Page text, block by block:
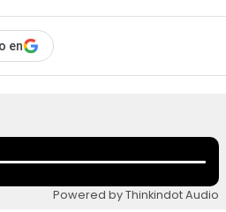
en
Powered by Thinkindot Audio